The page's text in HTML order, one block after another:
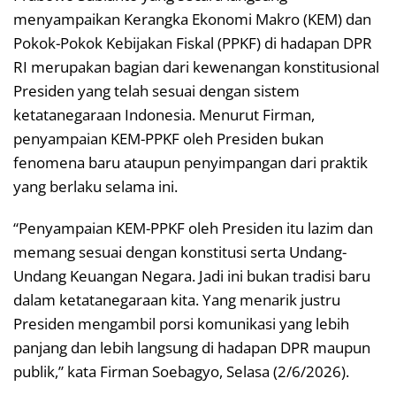
menyampaikan Kerangka Ekonomi Makro (KEM) dan
Pokok-Pokok Kebijakan Fiskal (PPKF) di hadapan DPR
RI merupakan bagian dari kewenangan konstitusional
Presiden yang telah sesuai dengan sistem
ketatanegaraan Indonesia. Menurut Firman,
penyampaian KEM-PPKF oleh Presiden bukan
fenomena baru ataupun penyimpangan dari praktik
yang berlaku selama ini.
“Penyampaian KEM-PPKF oleh Presiden itu lazim dan
memang sesuai dengan konstitusi serta Undang-
Undang Keuangan Negara. Jadi ini bukan tradisi baru
dalam ketatanegaraan kita. Yang menarik justru
Presiden mengambil porsi komunikasi yang lebih
panjang dan lebih langsung di hadapan DPR maupun
publik,” kata Firman Soebagyo, Selasa (2/6/2026).